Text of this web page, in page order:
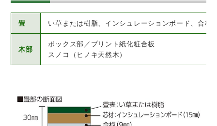
畳 い草または樹脂、インシュレーションボード、合板
木部
ボックス部／プリント紙化粧合板
スノコ（ヒノキ天然木）